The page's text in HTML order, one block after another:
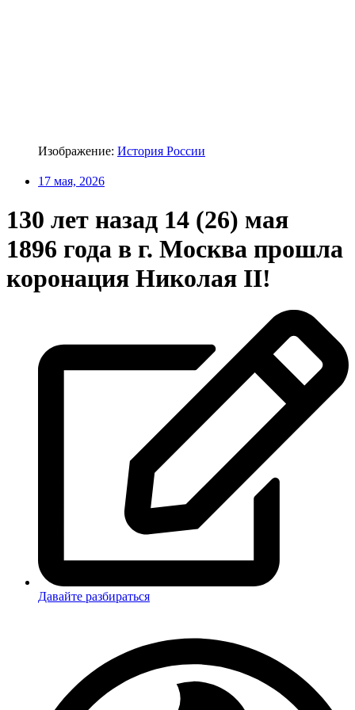
Изображение: История России
17 мая, 2026
130 лет назад 14 (26) мая
1896 года в г. Москва прошла
коронация Николая II!
Давайте разбираться